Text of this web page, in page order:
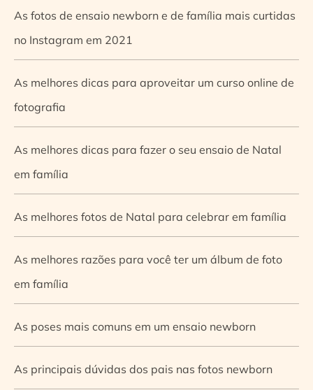
As fotos de ensaio newborn e de família mais curtidas
no Instagram em 2021
As melhores dicas para aproveitar um curso online de
fotografia
As melhores dicas para fazer o seu ensaio de Natal
em família
As melhores fotos de Natal para celebrar em família
As melhores razões para você ter um álbum de foto
em família
As poses mais comuns em um ensaio newborn
As principais dúvidas dos pais nas fotos newborn